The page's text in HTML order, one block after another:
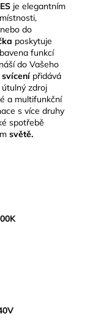
je elegantním
nebo do
poskytuje
funkcí
do Vašeho
svícenípřidává
zdroj
a multifunkční
s více druhy
spotřebě
světě.